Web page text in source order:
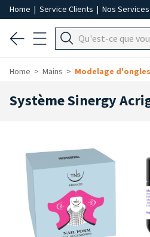
Home | Service Clients | Nos Services
Home Mains Modelage
Système Sinergy